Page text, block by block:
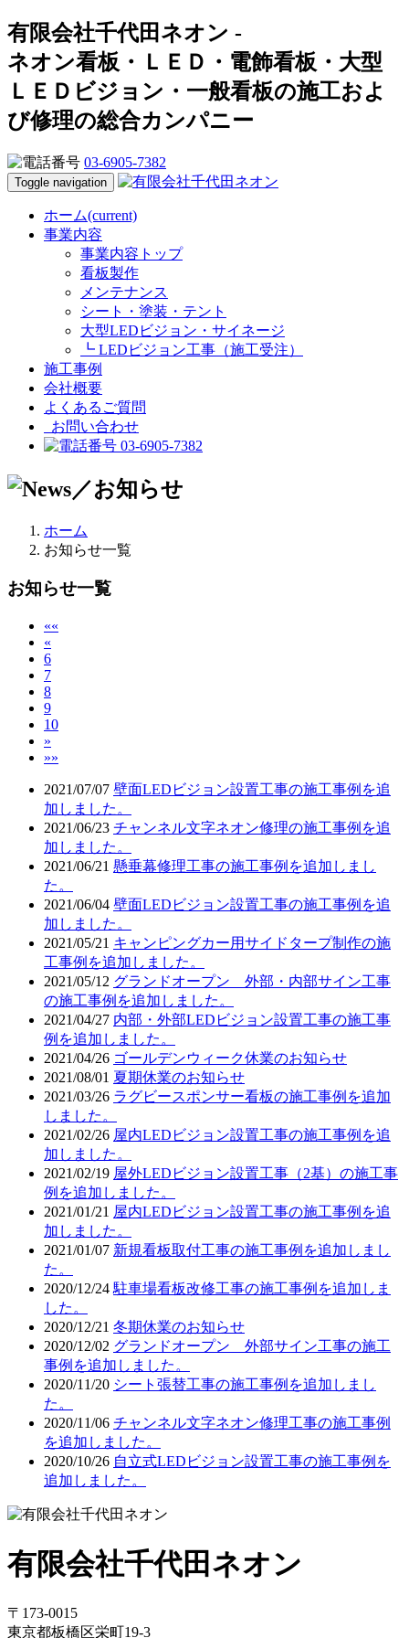
有限会社千代田ネオン -
ネオン看板・ＬＥＤ・電飾看板・大型
ＬＥＤビジョン・一般看板の施工およ
び修理の総合カンパニー
03-6905-7382
Toggle navigation
ホーム(current)
事業内容
事業内容トップ
看板製作
メンテナンス
シート・塗装・テント
大型LEDビジョン・サイネージ
┗ LEDビジョン工事（施工受注）
施工事例
会社概要
よくあるご質問
お問い合わせ
03-6905-7382
ホーム
お知らせ一覧
お知らせ一覧
««
«
6
7
8
9
10
»
»»
2021/07/07 壁面LEDビジョン設置工事の施工事例を追
加しました。
2021/06/23 チャンネル文字ネオン修理の施工事例を追
加しました。
2021/06/21 懸垂幕修理工事の施工事例を追加しまし
た。
2021/06/04 壁面LEDビジョン設置工事の施工事例を追
加しました。
2021/05/21 キャンピングカー用サイドタープ制作の施
工事例を追加しました。
2021/05/12 グランドオープン 外部・内部サイン工事
の施工事例を追加しました。
2021/04/27 内部・外部LEDビジョン設置工事の施工事
例を追加しました。
2021/04/26 ゴールデンウィーク休業のお知らせ
2021/08/01 夏期休業のお知らせ
2021/03/26 ラグビースポンサー看板の施工事例を追加
しました。
2021/02/26 屋内LEDビジョン設置工事の施工事例を追
加しました。
2021/02/19 屋外LEDビジョン設置工事（2基）の施工事
例を追加しました。
2021/01/21 屋内LEDビジョン設置工事の施工事例を追
加しました。
2021/01/07 新規看板取付工事の施工事例を追加しまし
た。
2020/12/24 駐車場看板改修工事の施工事例を追加しま
した。
2020/12/21 冬期休業のお知らせ
2020/12/02 グランドオープン 外部サイン工事の施工
事例を追加しました。
2020/11/20 シート張替工事の施工事例を追加しまし
た。
2020/11/06 チャンネル文字ネオン修理工事の施工事例
を追加しました。
2020/10/26 自立式LEDビジョン設置工事の施工事例を
追加しました。
有限会社千代田ネオン
〒173-0015
東京都板橋区栄町19-3